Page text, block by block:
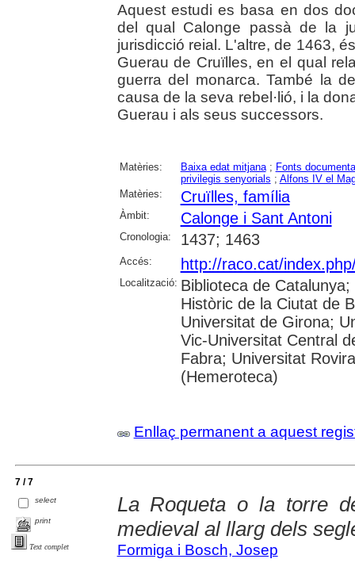
Aquest estudi es basa en dos
del qual Calonge passà de la
jurisdicció reial. L'altre, de 1463,
Guerau de Cruïlles, en el qual
guerra del monarca. També la
causa de la seva rebel·lió, i la
Guerau i als seus successors.
Matèries: Baixa edat mitjana; Fonts
privilegis senyorials ; Alfons IV el
Matèries:
Cruïlles, família
Àmbit: Calonge i Sant Antoni
Cronologia: 1437; 1463
Accés: http://raco.cat/
Localització: Biblioteca de
Històric de la Ciutat de
Universitat de Girona;
Vic-Universitat Central
Fabra; Universitat
(Hemeroteca)
Enllaç permanent a aquest
7 / 7
select
print
Text complet
La Roqueta o la torre
medieval al llarg dels
Formiga i Bosch, Josep